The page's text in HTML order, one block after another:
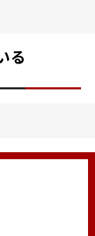
る